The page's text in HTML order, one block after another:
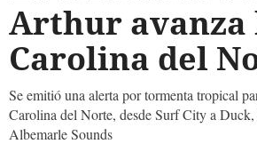
Arthur avanza
Carolina del
Se emitió una alerta por tormenta tropical
Carolina del Norte, desde Surf City a
Albemarle Sounds